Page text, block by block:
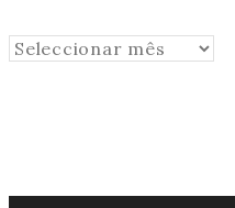
Arquivo